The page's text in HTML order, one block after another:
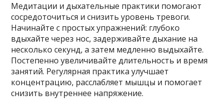
Медитации и дыхательные практики помогают
сосредоточиться и снизить уровень тревоги.
Начинайте с простых упражнений: глубоко
вдыхайте через нос, задерживайте дыхание на
несколько секунд, а затем медленно выдыхайте.
Постепенно увеличивайте длительность и время
занятий. Регулярная практика улучшает
концентрацию, расслабляет мышцы и помогает
снизить внутреннее напряжение.